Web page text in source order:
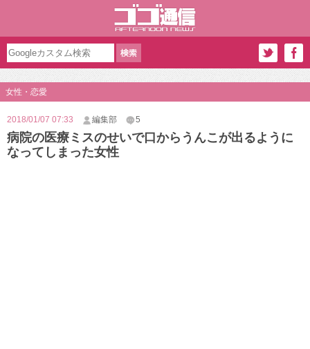
女性・恋愛
2018/01/07 07:33 編集部 5
病院の医療ミスのせいで口からうんこが出るように
なってしまった女性